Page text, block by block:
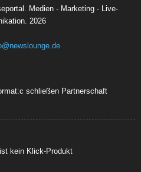
Medien - Marketing - Live-
2026
schließen Partnerschaft
kein Klick-Produkt